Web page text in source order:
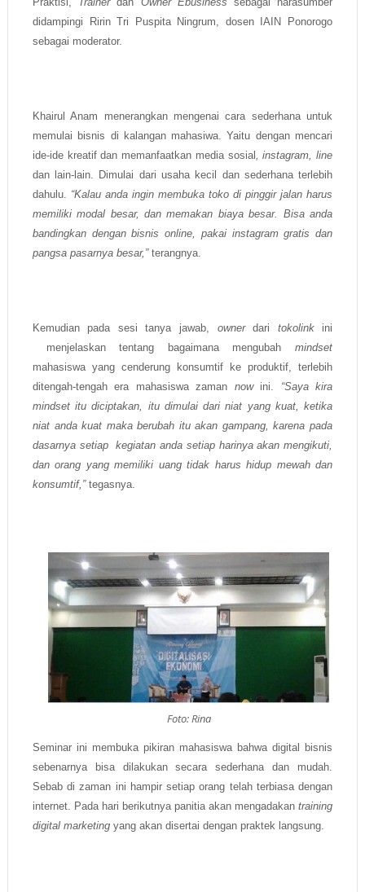
didampingi Ririn Tri Puspita Ningrum, dosen IAIN Ponorogo
sebagai moderator.
Khairul Anam menerangkan mengenai cara sederhana untuk
memulai bisnis di kalangan mahasiwa. Yaitu dengan mencari
ide-ide kreatif dan memanfaatkan media sosial , instagram, line
dan lain-lain. Dimulai dari usaha kecil dan sederhana terlebih
dahulu. “Kalau anda ingin membuka toko di pinggir jalan harus
memiliki modal besar, dan memakan biaya besar. Bisa anda
bandingkan dengan bisnis online, pakai instagram gratis dan
pangsa pasarnya besar,”terangnya.
Kemudian pada sesi tanya jawab, ownerdari tokolink ini
menjelaskan tentang bagaimana mengubahmindset
mahasiswa yang cenderung konsumtif ke produktif, terlebih
ditengah-tengah era mahasiswa zaman nowini. “Saya kira
mindset itu diciptakan, itu dimulai dari niat yang kuat, ketika
niat anda kuat maka berubah itu akan gampang, karena pada
dasarnya setiap kegiatan anda setiap harinya akan mengikuti,
dan orang yang memiliki uang tidak harus hidup mewah dan
konsumtif,”tegasnya.
Foto: Rina
Seminar ini membuka pikiran mahasiswa bahwa digital bisnis
sebenarnya bisa dilakukan secara sederhana dan mudah.
Sebab di zaman ini hampir setiap orang telah terbiasa dengan
internet. Pada hari berikutnya panitia akan mengadakantraining
digital marketingyang akan disertai dengan praktek langsung.